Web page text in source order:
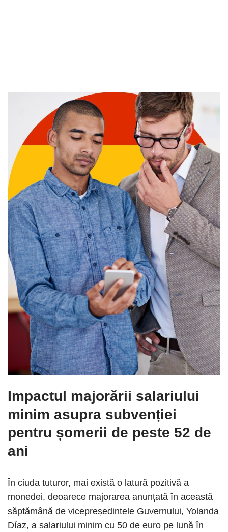
Impactul majorării salariului
minim asupra subvenției
pentru șomerii de peste 52 de
ani
În ciuda tuturor, mai există o latură pozitivă a
monedei, deoarece majorarea anunțată în această
săptămână de vicepreședintele Guvernului, Yolanda
Díaz, a salariului minim cu 50 de euro pe lună în